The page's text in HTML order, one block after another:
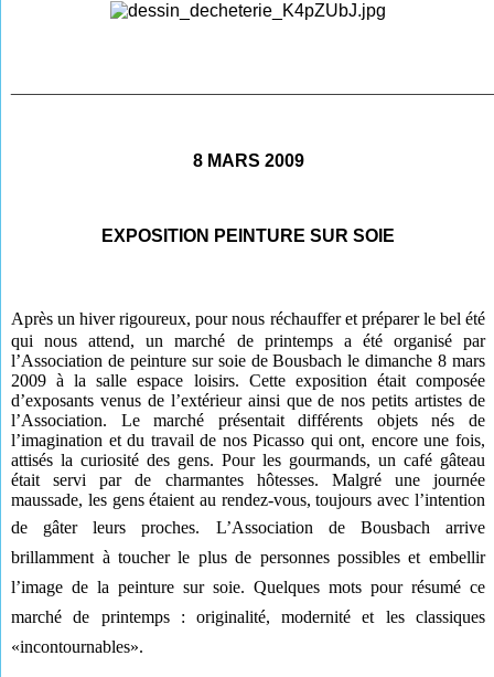
8 MARS 2009
EXPOSITION PEINTURE SUR SOIE
Après un hiver rigoureux, pour nous réchauffer et préparer le bel été
qui nous attend, un marché de printemps a été organisé par
l’Association de peinture sur soie de Bousbach le dimanche 8 mars
2009 à la salle espace loisirs. Cette exposition était composée
d’exposants venus de l’extérieur ainsi que de nos petits artistes de
l’Association. Le marché présentait différents objets nés de
l’imagination et du travail de nos Picasso qui ont, encore une fois,
attisés la curiosité des gens. Pour les gourmands, un café gâteau
était servi par de charmantes hôtesses. Malgré une journée
maussade, les gens étaient au rendez-vous, toujours avec l’intention
de gâter leurs proches. L’Association de Bousbach arrive
brillamment à toucher le plus de personnes possibles et embellir
l’image de la peinture sur soie. Quelques mots pour résumé ce
marché de printemps : originalité, modernité et les classiques
«incontournables».